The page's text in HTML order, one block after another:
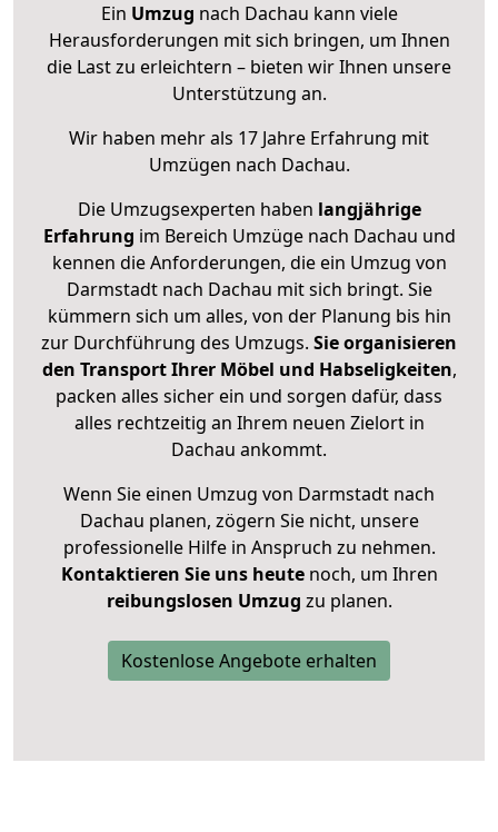
Ein Umzug nach Dachau kann viele
Herausforderungen mit sich bringen, um Ihnen
die Last zu erleichtern – bieten wir Ihnen unsere
Unterstützung an.
Wir haben mehr als 17 Jahre Erfahrung mit
Umzügen nach Dachau.
Die Umzugsexperten haben langjährige
Erfahrung im Bereich Umzüge nach Dachau und
kennen die Anforderungen, die ein Umzug von
Darmstadt nach Dachau mit sich bringt. Sie
kümmern sich um alles, von der Planung bis hin
zur Durchführung des Umzugs. Sie organisieren
den Transport Ihrer Möbel und Habseligkeiten,
packen alles sicher ein und sorgen dafür, dass
alles rechtzeitig an Ihrem neuen Zielort in
Dachau ankommt.
Wenn Sie einen Umzug von Darmstadt nach
Dachau planen, zögern Sie nicht, unsere
professionelle Hilfe in Anspruch zu nehmen.
Kontaktieren Sie uns heutenoch, um Ihren
reibungslosen Umzug zu planen.
Kostenlose Angebote erhalten